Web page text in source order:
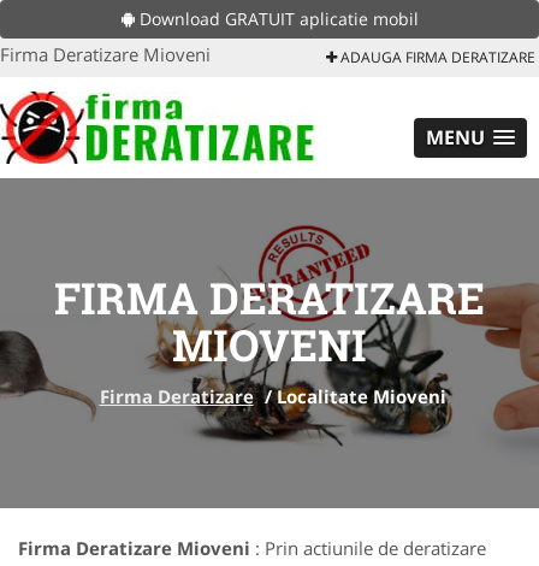
Download GRATUIT aplicatie mobil
Firma Deratizare Mioveni ADAUGA FIRMA DERATIZARE
MENU
FIRMA DERATIZARE
MIOVENI
Firma Deratizare /Localitate Mioveni
Firma Deratizare Mioveni : Prin actiunile de deratizare